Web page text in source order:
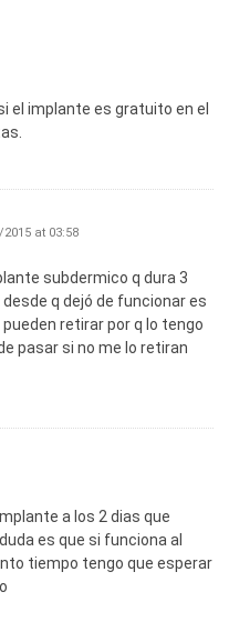
el implante es gratuito en el
at 03:58
subdermico q dura 3
q dejó de funcionar es
retirar por q lo tengo
pasar si no me lo retiran
a los 2 dias que
es que si funciona al
tiempo tengo que esperar